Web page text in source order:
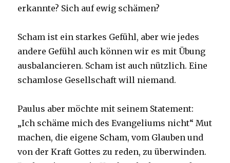
erkannte? Sich auf ewig schämen?
Scham ist ein starkes Gefühl, aber wie jedes
andere Gefühl auch können wir es mit Übung
ausbalancieren. Scham ist auch nützlich. Eine
schamlose Gesellschaft will niemand.
Paulus aber möchte mit seinem Statement:
„Ich schäme mich des Evangeliums nicht“ Mut
machen, die eigene Scham, vom Glauben und
von der Kraft Gottes zu reden, zu überwinden.